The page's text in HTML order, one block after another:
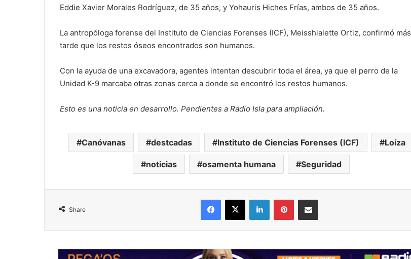
Eddie Xavier Morales Rodríguez, de 35 años, y Yohauris Hiches Frías, ambos de 35 años.
La antropóloga forense del Instituto de Ciencias Forenses (ICF), Meisshialette Ortiz, confirmó más
tarde que los restos óseos encontrados son humanos.
Con la ayuda de una excavadora, agentes intentan descubrir toda el área, ya que el perro de la
Unidad K-9 marcaba otras zonas cerca a donde se encontró los restos humanos.
Esto es una noticia en desarrollo. Pendientes a Radio Isla para ampliación.
Canóvanas destcadas Instituto de Ciencias Forenses (ICF) Loíza
noticias osamenta humana Seguridad
Share
Facebook
X LinkedInPinterestShare via Email